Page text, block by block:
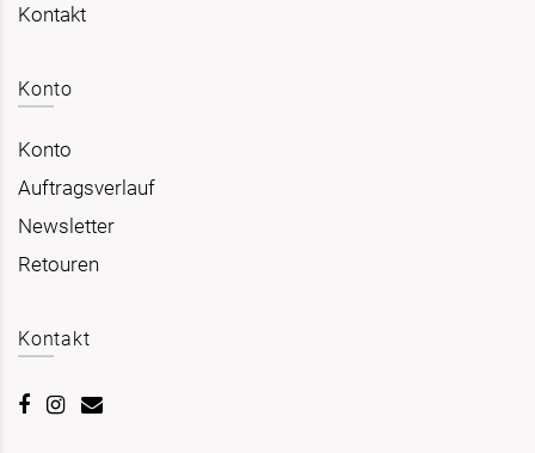
Kontakt
Konto
Konto
Auftragsverlauf
Newsletter
Retouren
Kontakt